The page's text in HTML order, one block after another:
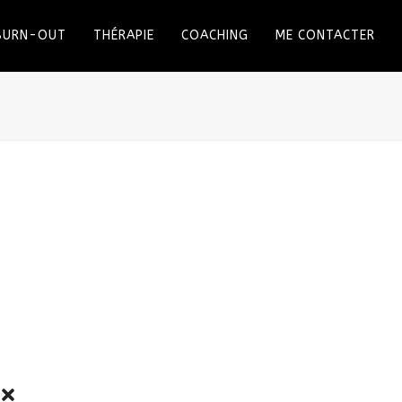
OUT THÉRAPIE COACHING ME CONTACTER